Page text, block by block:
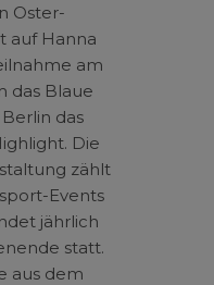
Oster-
auf Hanna
am
das Blaue
das
Die
zählt
Events
jährlich
statt.
aus dem